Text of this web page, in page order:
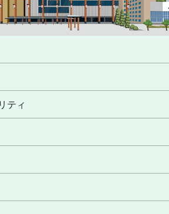
ティ